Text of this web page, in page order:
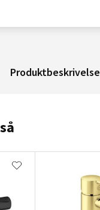
Produktbeskrivelse